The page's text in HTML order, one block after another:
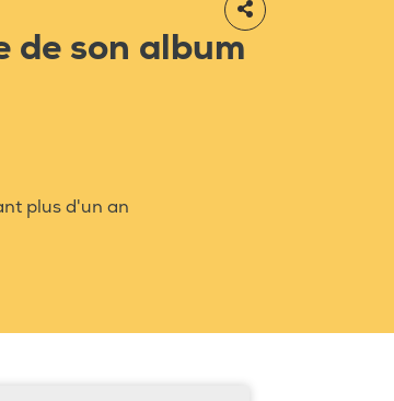
de son album
plus d'un an